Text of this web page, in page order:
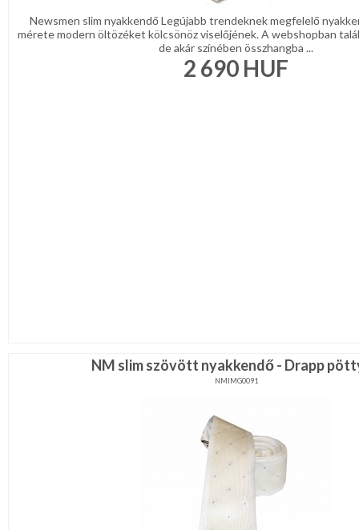
Newsmen slim nyakkendő Legújabb trendeknek megfelelő
mérete modern öltözéket kölcsönöz viselőjének. A webshopban
de akár színében összhangba ...
2 690 HUF
NM slim szövött nyakkendő - Drapp
NMIMG0091